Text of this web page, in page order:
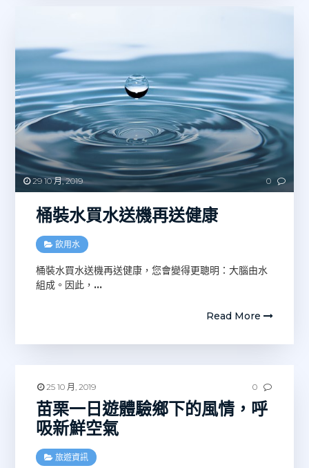
29 10 月, 2019 0
桶裝水買水送機再送健康
飲用水
桶裝水買水送機再送健康，您會變得更聰明：大腦由水
組成。因此， …
Read More
25 10 月, 2019 0
苗栗一日遊體驗鄉下的風情，呼
吸新鮮空氣
旅遊資訊